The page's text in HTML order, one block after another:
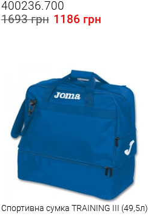
400236.700
1693 грн 1186 грн
Спортивна сумка TRAINING III (49,5л)